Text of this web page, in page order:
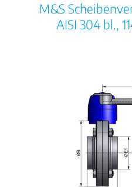
M&S
AISI 304 bl.,